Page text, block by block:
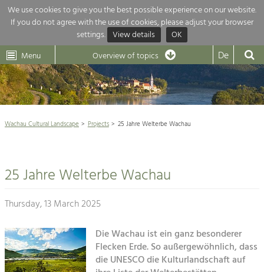
We use cookies to give you the best possible experience on our website.
If you do not agree with the use of cookies, please adjust your browser
settings. View details OK
Dunkelsteinerwald
Wachau
Cultural
Landscape
Dunkelsteinerwald Klima
Menu Overview of topics De
News
Wachau Cultural Landscape 
Rückblick 25 Jahre Jubiläum
Architecture
Agriculture & Tourism
Projects
Kirchen am Fluss
Overview of topics
Development within our region is extremely diverse. Which is why we
provide you with an overview of our main topics here. For more
information, simply click on the topic to see all projects in this context.
Maintenance, Regulation and Further
Building Culture
Agriculture & Forestry
Managing and Caring for the Cultural
Wachau Cultural Landscape Projects 25 Jahre Welterbe Wachau
25 Jahre Welterbe Wachau
Thursday, 13 March 2025
Die Wachau ist ein ganz besonderer
Flecken Erde. So außergewöhnlich, dass
die UNESCO die Kulturlandschaft auf